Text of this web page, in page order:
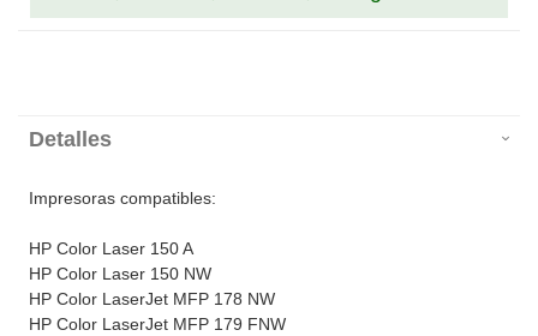
Detalles
Impresoras compatibles:
HP Color Laser 150 A
HP Color Laser 150 NW
HP Color LaserJet MFP 178 NW
HP Color LaserJet MFP 179 FNW